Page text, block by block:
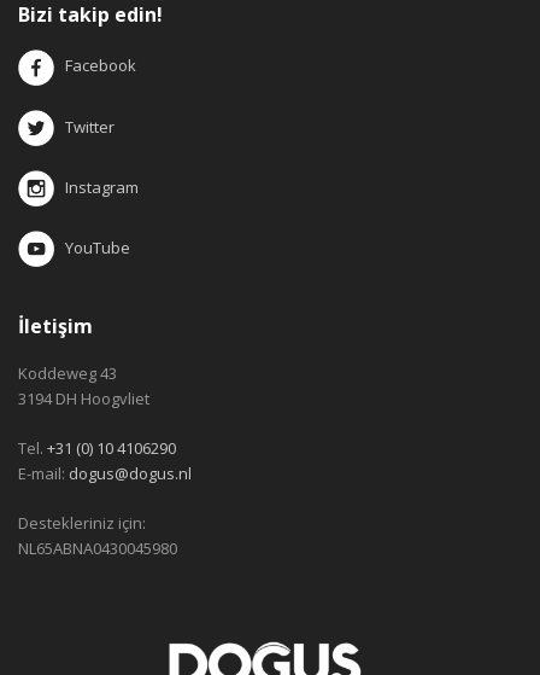
Bizi takip edin!
Facebook
Twitter
Instagram
YouTube
İletişim
Koddeweg 43
3194 DH Hoogvliet
Tel. +31 (0) 10 4106290
E-mail: dogus@dogus.nl
Destekleriniz için:
NL65ABNA0430045980